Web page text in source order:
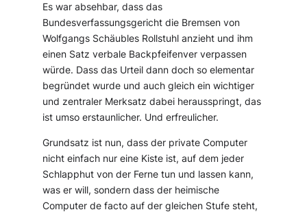
Es war absehbar, dass das
Bundesverfassungsgericht die Bremsen von
Wolfgangs Schäubles Rollstuhl anzieht und ihm
einen Satz verbale Backpfeifenver verpassen
würde. Dass das Urteil dann doch so elementar
begründet wurde und auch gleich ein wichtiger
und zentraler Merksatz dabei herausspringt, das
ist umso erstaunlicher. Und erfreulicher.
Grundsatz ist nun, dass der private Computer
nicht einfach nur eine Kiste ist, auf dem jeder
Schlapphut von der Ferne tun und lassen kann,
was er will, sondern dass der heimische
Computer de facto auf der gleichen Stufe steht,